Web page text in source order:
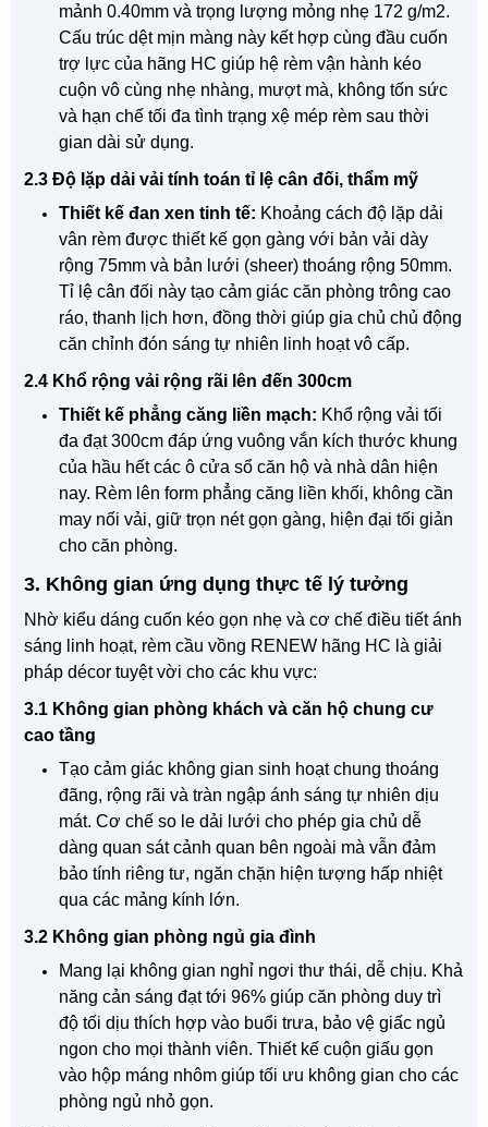
mảnh 0.40mm và trọng lượng mỏng nhẹ 172 g/m2.
Cấu trúc dệt mịn màng này kết hợp cùng đầu cuốn
trợ lực của hãng HC giúp hệ rèm vận hành kéo
cuộn vô cùng nhẹ nhàng, mượt mà, không tốn sức
và hạn chế tối đa tình trạng xệ mép rèm sau thời
gian dài sử dụng.
2.3 Độ lặp dải vải tính toán tỉ lệ cân đối, thẩm mỹ
Thiết kế đan xen tinh tế: Khoảng cách độ lặp dải
vân rèm được thiết kế gọn gàng với bản vải dày
rộng 75mm và bản lưới (sheer) thoáng rộng 50mm.
Tỉ lệ cân đối này tạo cảm giác căn phòng trông cao
ráo, thanh lịch hơn, đồng thời giúp gia chủ chủ động
căn chỉnh đón sáng tự nhiên linh hoạt vô cấp.
2.4 Khổ rộng vải rộng rãi lên đến 300cm
Thiết kế phẳng căng liền mạch: Khổ rộng vải tối
đa đạt 300cm đáp ứng vuông vắn kích thước khung
của hầu hết các ô cửa sổ căn hộ và nhà dân hiện
nay. Rèm lên form phẳng căng liền khối, không cần
may nối vải, giữ trọn nét gọn gàng, hiện đại tối giản
cho căn phòng.
3. Không gian ứng dụng thực tế lý tưởng
Nhờ kiểu dáng cuốn kéo gọn nhẹ và cơ chế điều tiết ánh
sáng linh hoạt, rèm cầu vồng RENEW hãng HC là giải
pháp décor tuyệt vời cho các khu vực:
3.1 Không gian phòng khách và căn hộ chung cư
cao tầng
Tạo cảm giác không gian sinh hoạt chung thoáng
đãng, rộng rãi và tràn ngập ánh sáng tự nhiên dịu
mát. Cơ chế so le dải lưới cho phép gia chủ dễ
dàng quan sát cảnh quan bên ngoài mà vẫn đảm
bảo tính riêng tư, ngăn chặn hiện tượng hấp nhiệt
qua các mảng kính lớn.
3.2 Không gian phòng ngủ gia đình
Mang lại không gian nghỉ ngơi thư thái, dễ chịu. Khả
năng cản sáng đạt tới 96% giúp căn phòng duy trì
độ tối dịu thích hợp vào buổi trưa, bảo vệ giấc ngủ
ngon cho mọi thành viên. Thiết kế cuộn giấu gọn
vào hộp máng nhôm giúp tối ưu không gian cho các
phòng ngủ nhỏ gọn.